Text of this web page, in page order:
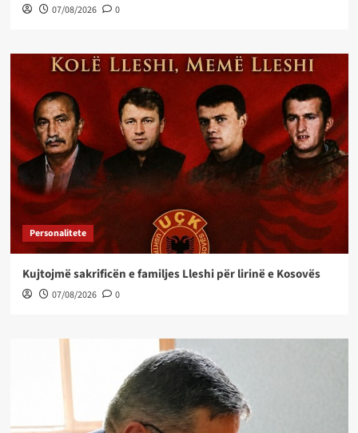
07/08/2026 0
Personalitete
Kujtojmë sakrificën e familjes Lleshi për lirinë e Kosovës
07/08/2026 0